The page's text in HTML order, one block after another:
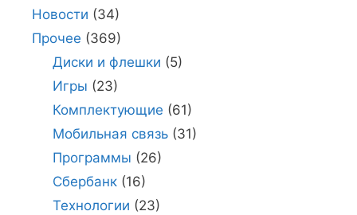
Новости (34)
Прочее (369)
Диски и флешки (5)
Игры (23)
Комплектующие (61)
Мобильная связь(31)
Программы (26)
Сбербанк(16)
Технологии (23)